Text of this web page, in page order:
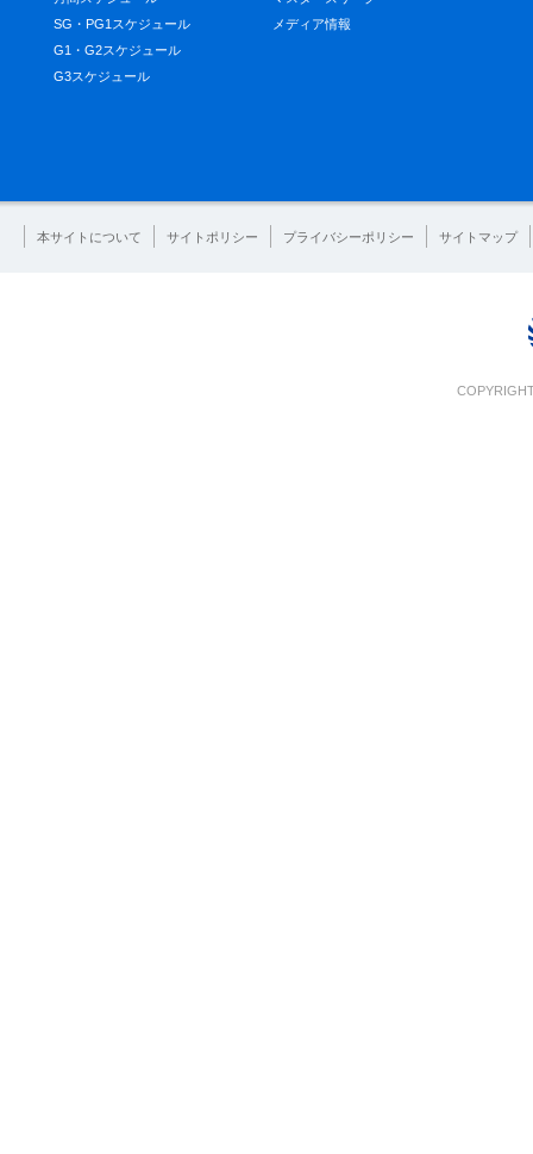
SG・PG1スケジュール
G1・G2スケジュール
G3スケジュール
メディア情報
本サイトについて サイトポリシー プライバシーポリシー サイトマップ